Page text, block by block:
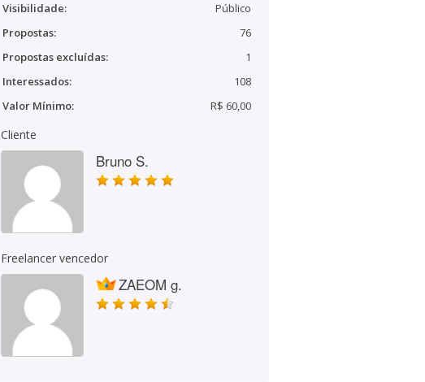
Visibilidade:
Público
Propostas:
76
Propostas excluídas:
1
Interessados:
108
Valor Mínimo:
R$ 60,00
Cliente
Bruno S.
Freelancer vencedor
ZAEOM g.